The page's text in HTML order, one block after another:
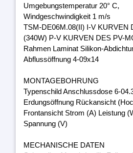
Umgebungstemperatur 20° C,
Windgeschwindigkeit 1 m/s
TSM-DE06M.08(II) I-V KURVEN
(340W) P-V KURVEN DES PV-
Rahmen Laminat Silikon-
Abflussöffnung 4-09x14
MONTAGEBOHRUNG
Typenschild Anschlussdose 6-
Erdungsöffnung Rückansicht
Frontansicht Strom (A) Leistung
Spannung (V)
MECHANISCHE DATEN